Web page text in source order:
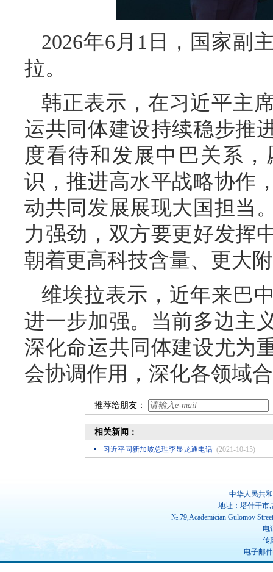
2026年6月1日，国家副
拉。
韩正表示，在习近平主
运共同体建设持续稳步推
度看待和发展中巴关系
识，推进高水平战略协作
动共同发展展现大国担当
力强劲，双方要更好发挥
朝着更高科技含量、更大
维埃拉表示，近年来巴
进一步加强。当前多边主
深化命运共同体建设尤为
会协调作用，深化各领域
推荐给朋友：
相关新闻：
习近平同新加坡总理李显龙通电话 (2021-10-15)
中华人民共
地址：塔什干市
№.79,Academician Gulomov
电
传
电子邮件